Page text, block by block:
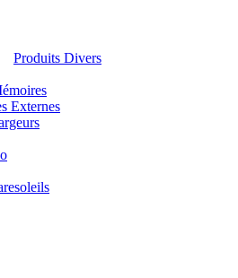
Produits Divers
Externes